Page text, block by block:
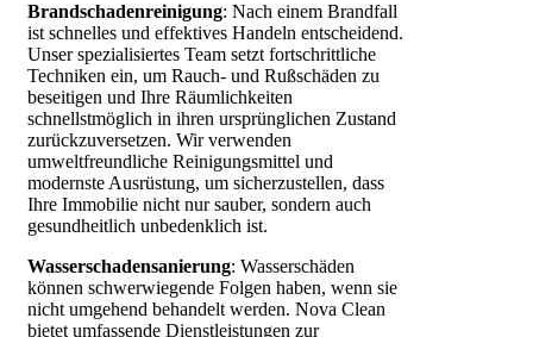
Brandschadenreinigung: Nach einem Brandfall
ist schnelles und effektives Handeln entscheidend.
Unser spezialisiertes Team setzt fortschrittliche
Techniken ein, um Rauch- und Rußschäden zu
beseitigen und Ihre Räumlichkeiten
schnellstmöglich in ihren ursprünglichen Zustand
zurückzuversetzen. Wir verwenden
umweltfreundliche Reinigungsmittel und
modernste Ausrüstung, um sicherzustellen, dass
Ihre Immobilie nicht nur sauber, sondern auch
gesundheitlich unbedenklich ist.
Wasserschadensanierung: Wasserschäden
können schwerwiegende Folgen haben, wenn sie
nicht umgehend behandelt werden. Nova Clean
bietet umfassende Dienstleistungen zur